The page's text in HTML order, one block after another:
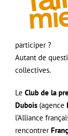
participer ?
Autant de
collectives.
Le Club de la
Dubois (agence
l’Alliance
rencontrer